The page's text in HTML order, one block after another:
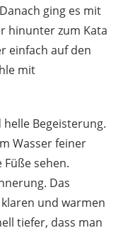
ging es mit
hinunter zum Kata
einfach auf den
mit
Begeisterung.
Wasser feiner
sehen.
Das
und warmen
tiefer, dass man